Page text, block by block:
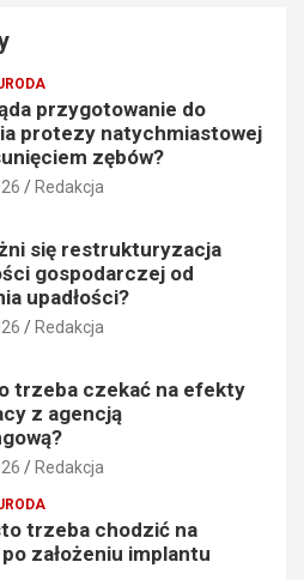
przygotowanie do
protezy natychmiastowej
zębów?
Redakcja
się restrukturyzacja
gospodarczej od
upadłości?
Redakcja
trzeba czekać na efekty
z agencją
Redakcja
trzeba chodzić na
założeniu implantu